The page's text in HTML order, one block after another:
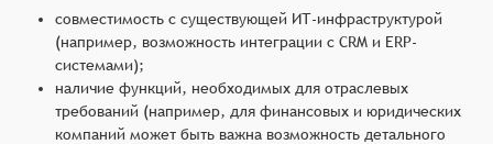
совместимость с существующей ИТ-инфраструктурой
(например, возможность интеграции с CRM и ERP-
системами);
наличие функций, необходимых для отраслевых
требований (например, для финансовых и юридических
компаний может быть важна возможность детального